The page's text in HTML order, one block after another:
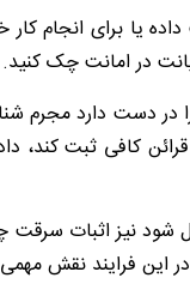
یا برای انجام کار
در امانت چک کنید.
دست دارد مجرم
کافی ثبت کند،
نیز اثبات سرقت
این فرایند نقش مهمی